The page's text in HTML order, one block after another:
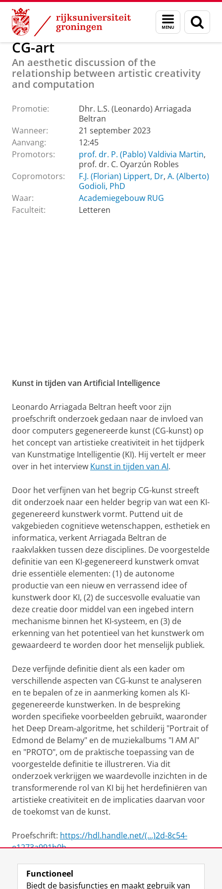
Skip
Content
Skip
Navigation
Menu
en
zoeken
Over ons Actueel Evenementen Promoties
CG-art
An aesthetic discussion of the
relationship between artistic creativity
and computation
Promotie:
Dhr. L.S. (Leonardo) Arriagada
Beltran
Wanneer:
21 september 2023
Aanvang:
12:45
Promotors:
prof. dr. P. (Pablo) Valdivia Martin,
prof. dr. C. Oyarzún Robles
Copromotors:
F.J. (Florian) Lippert, Dr, A. (Alberto)
Godioli, PhD
Waar:
Academiegebouw RUG
Faculteit:
Letteren
Kunst in tijden van Artificial Intelligence
Leonardo Arriagada Beltran heeft voor zijn
proefschrift onderzoek gedaan naar de invloed van
door computers gegenereerde kunst (CG-kunst) op
het concept van artistieke creativiteit in het tijdperk
van Kunstmatige Intelligentie (KI). Hij vertelt er meer
over in het interview Kunst in tijden van AI.
Door het verfijnen van het begrip CG-kunst streeft
dit onderzoek naar een helder begrip van wat een KI-
gegenereerd kunstwerk vormt. Puttend uit de
vakgebieden cognitieve wetenschappen, esthetiek en
informatica, verkent Arriagada Beltran de
raakvlakken tussen deze disciplines. De voorgestelde
definitie van een KI-gegenereerd kunstwerk omvat
drie essentiële elementen: (1) de autonome
productie van een nieuw en verrassend idee of
kunstwerk door KI, (2) de succesvolle evaluatie van
deze creatie door middel van een ingebed intern
mechanisme binnen het KI-systeem, en (3) de
erkenning van het potentieel van het kunstwerk om
gewaardeerd te worden door het menselijk publiek.
Deze verfijnde definitie dient als een kader om
verschillende aspecten van CG-kunst te analyseren
en te bepalen of ze in aanmerking komen als KI-
gegenereerde kunstwerken. In de bespreking
worden specifieke voorbeelden gebruikt, waaronder
het Deep Dream-algoritme, het schilderij "Portrait of
Edmond de Belamy" en de muziekalbums "I AM AI"
en "PROTO", om de praktische toepassing van de
voorgestelde definitie te illustreren. Via dit
onderzoek verkrijgen we waardevolle inzichten in de
transformerende rol van KI bij het herdefiniëren van
artistieke creativiteit en de implicaties daarvan voor
de toekomst van de kunst.
Proefschrift: https://hdl.handle.net/(...)2d-8c54-
e1273a991b0b
View this page in:English
Functioneel
Biedt de basisfuncties en maakt gebruik van